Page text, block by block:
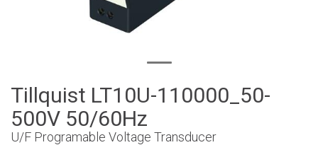
Tillquist LT10U-110000_50-
500V 50/60Hz
U/F Programable Voltage Transducer